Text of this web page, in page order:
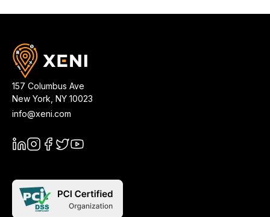
157 Columbus Ave
New York NY 10023
info@xeni.com